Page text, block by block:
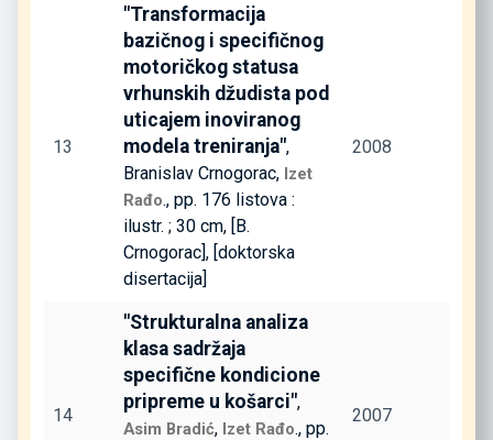
13
"Transformacija
bazičnog i specifičnog
motoričkog statusa
vrhunskih džudista pod
uticajem inoviranog
modela treniranja",
Branislav Crnogorac, Izet
Rađo., pp. 176 listova :
ilustr. ; 30 cm, [B.
Crnogorac], [doktorska
disertacija]
2008
14
"Strukturalna analiza
klasa sadržaja
specifične kondicione
pripreme u košarci",
Asim Bradić, Izet Rađo., pp.
2007